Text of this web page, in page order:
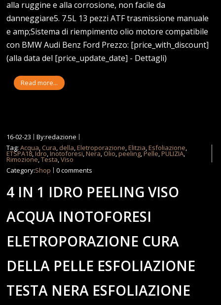
alla ruggine e alla corrosione, non facile da
danneggiare5. 7.5L 13 pezzi ATF trasmissione manuale
e amp;Sistema di riempimento olio motore compatibile
con BMW Audi Benz Ford Prezzo: [price_with_discount]
(alla data del [price_update_date] - Dettagli)
Read more...
16-02-23
By:redazione
Tag:Acqua, Cura, della,Eletroporazione,Elitzia,Esfoliazione,
ETSPA18,Idro,Inotoforesi,Nera, Olio,peeling,Pelle,PULIZIA,
Rimozione,Testa,Viso
Category:Shop 0 comments
4 IN 1 IDRO PEELING VISO
ACQUA INOTOFORESI
ELETROPORAZIONE CURA
DELLA PELLE ESFOLIAZIONE
TESTA NERA ESFOLIAZIONE